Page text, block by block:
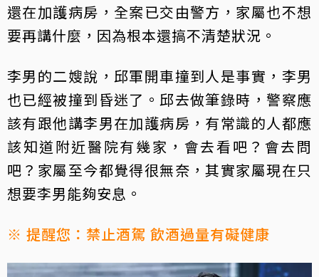
還在加護病房，全案已交由警方，家屬也不想
要再講什麼，因為根本還搞不清楚狀況。
李男的二嫂說，邱軍開車撞到人是事實，李男
也已經被撞到昏迷了。邱去做筆錄時，警察應
該有跟他講李男在加護病房，有常識的人都應
該知道附近醫院有幾家，會去看吧？會去問
吧？家屬至今都覺得很無奈，其實家屬現在只
想要李男能夠安息。
※ 提醒您：禁止酒駕 飲酒過量有礙健康